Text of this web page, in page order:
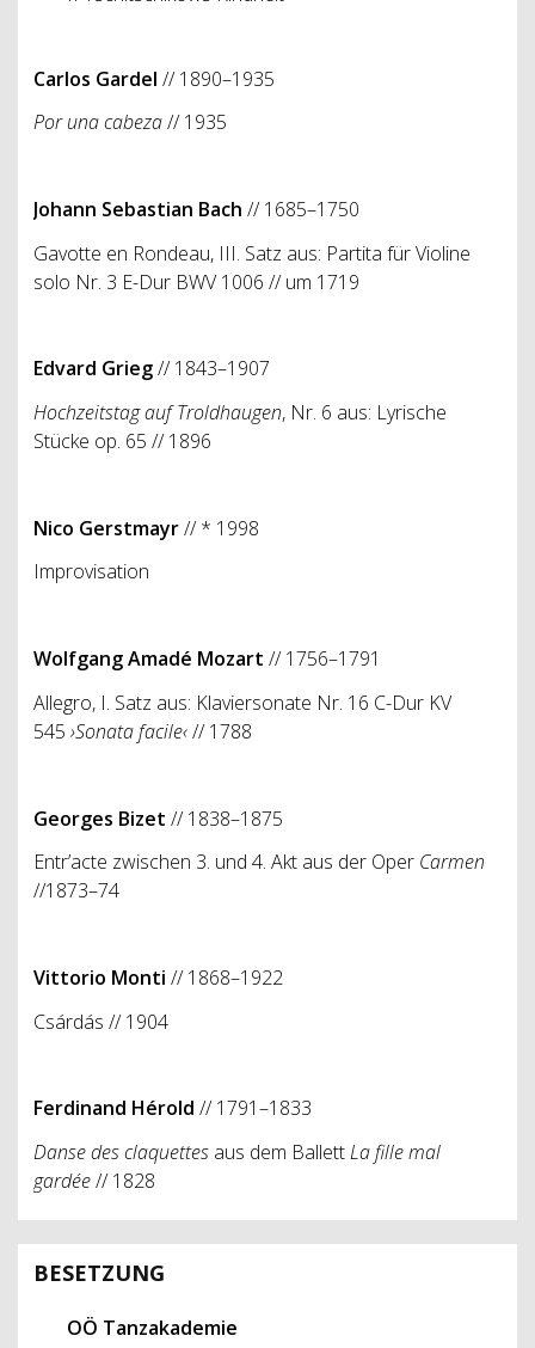
Carlos Gardel // 1890–1935
Por una cabeza// 1935
Johann Sebastian Bach // 1685–1750
Gavotte en Rondeau, III. Satz aus: Partita für Violine
solo Nr. 3 E-Dur BWV 1006 // um 1719
Edvard Grieg// 1843–1907
Hochzeitstag auf Troldhaugen, Nr. 6 aus: Lyrische
Stücke op. 65 // 1896
Nico Gerstmayr// * 1998
Improvisation
Wolfgang Amadé Mozart // 1756–1791
Allegro, I. Satz aus: Klaviersonate Nr. 16 C-Dur KV
545 ›Sonata facile‹// 1788
Georges Bizet // 1838–1875
Entr’acte zwischen 3. und 4. Akt aus der Oper Carmen
//1873–74
Vittorio Monti // 1868–1922
Csárdás // 1904
Ferdinand Hérold // 1791–1833
Danse des claquettes aus dem BallettLa fille mal
gardée// 1828
BESETZUNG
OÖ Tanzakademie